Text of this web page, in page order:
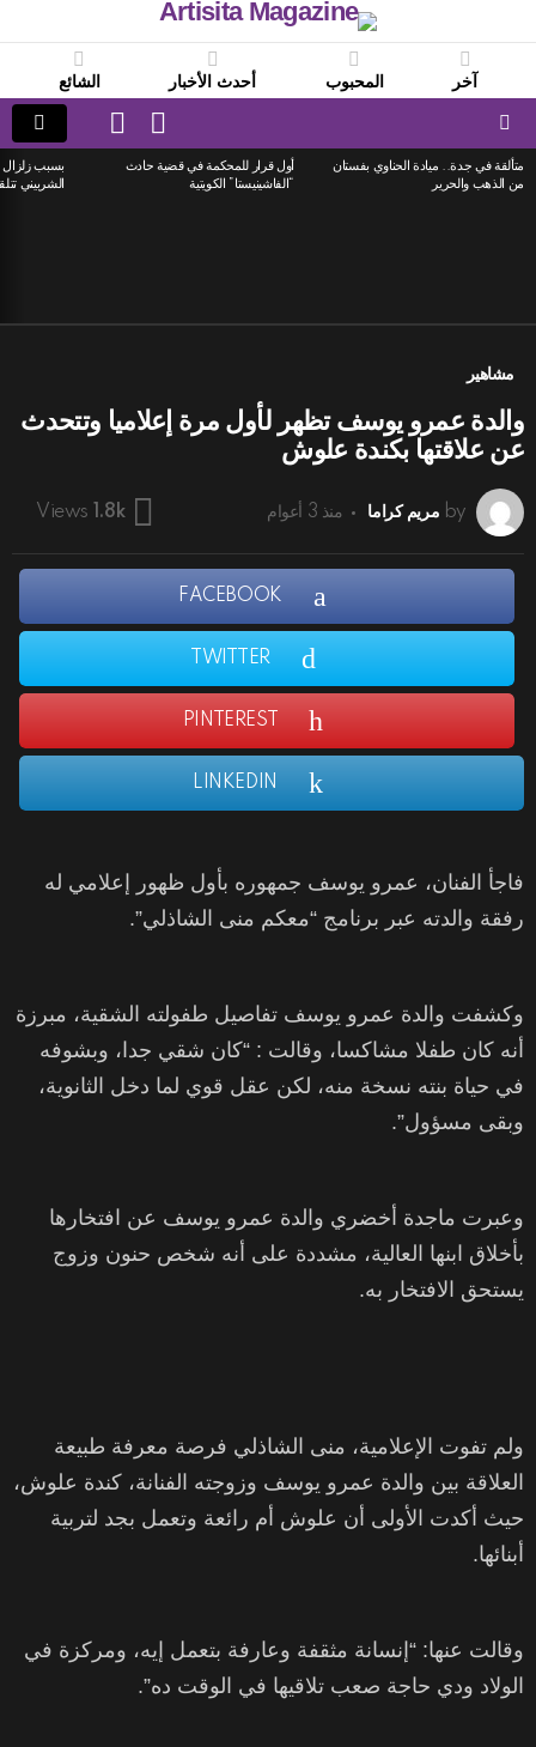
آخر المحبوب أحدث الأخبار الشائع
SWITCH
SKIN
LOGIN
LATEST
STORIES
متألقة في جدة.. ميادة الحناوي بفستان
من الذهب والحرير
أول قرار للمحكمة في قضية حادث
“الفاشينيستا” الكويتية
بسبب زلزال
الشربيني
مشاهير
والدة عمرو يوسف تظهر لأول مرة إعلاميا وتتحدث
عن علاقتها بكندة علوش
by مريم كراما منذ 3 أعوام 1.8k
Views
FACEBOOK
TWITTER
PINTEREST
LINKEDIN
فاجأ الفنان، عمرو يوسف جمهوره بأول ظهور إعلامي له
رفقة والدته عبر برنامج “معكم منى الشاذلي”.
وكشفت والدة عمرو يوسف تفاصيل طفولته الشقية، مبرزة
أنه كان طفلا مشاكسا، وقالت : “كان شقي جدا، وبشوفه
في حياة بنته نسخة منه، لكن عقل قوي لما دخل الثانوية،
وبقى مسؤول”.
وعبرت ماجدة أخضري والدة عمرو يوسف عن افتخارها
بأخلاق ابنها العالية، مشددة على أنه شخص حنون وزوج
يستحق الافتخار به.
ولم تفوت الإعلامية، منى الشاذلي فرصة معرفة طبيعة
العلاقة بين والدة عمرو يوسف وزوجته الفنانة، كندة علوش،
حيث أكدت الأولى أن علوش أم رائعة وتعمل بجد لتربية
أبنائها.
وقالت عنها: “إنسانة مثقفة وعارفة بتعمل إيه، ومركزة في
الولاد ودي حاجة صعب تلاقيها في الوقت ده”.